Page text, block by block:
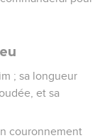
; sa longueur
et sa
couronnement